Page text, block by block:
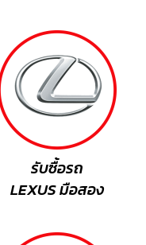
รับซื้อรถ
LEXUSมือสอง